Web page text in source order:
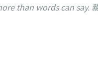
than words can say.